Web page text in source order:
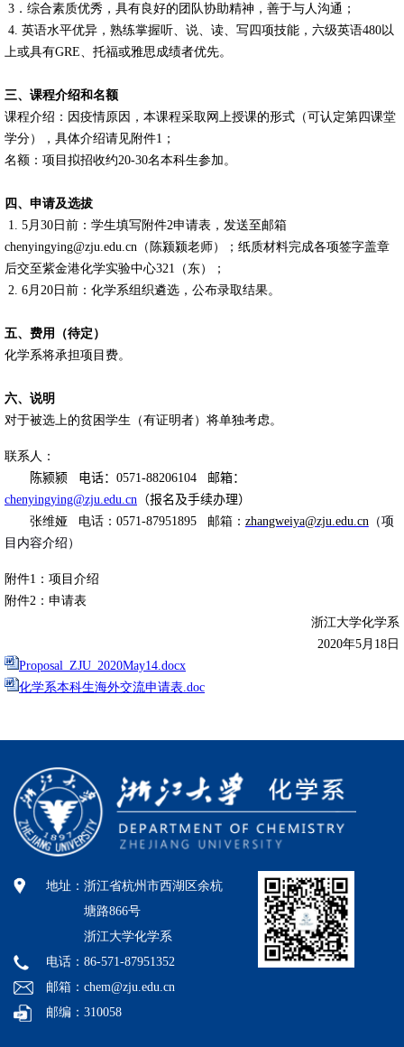
3 ．综合素质优秀，具有良好的团队协助精神，善于与人沟通；
4. 英语水平优异，熟练掌握听、说、读、写四项技能，六级英语480以
上或具有GRE、托福或雅思成绩者优先。
三、课程介绍和名额
课程介绍：因疫情原因，本课程采取网上授课的形式（可认定第四课堂
学分），具体介绍请见附件1；
名额：项目拟招收约20-30名本科生参加。
四、申请及选拔
1. 5月 30 日前：学生填写附件2申请表，发送至邮箱
chenyingying@zju.edu.cn （陈颍颍老师）；纸质材料完成各项签字盖章
后交至紫金港化学实验中心321 （东）；
2. 6月 20 日前：化学系组织遴选，公布录取结果。
五、费用（待定）
化学系将承担项目费。
六、说明
对于被选上的贫困学生（有证明者）将单独考虑。
联系人：
陈颍颍 电话： 0571-88206104
邮箱：
chenyingying@zju.edu.cn （报名及手续办理）
张维娅 电话： 0571-87951895 邮箱： zhangweiya@zju.edu.cn（项
目内容介绍）
附件1 ：项目介绍
附件2 ：申请表
浙江大学化学系
2020年5月 18 日
Proposal_ZJU_2020May14.docx
化学系本科生海外交流申请表.doc
地址： 浙江省杭州市西湖区余杭
塘路866号
浙江大学化学系
电话：86-571-87951352
邮箱：chem@zju.edu.cn
邮编：310058